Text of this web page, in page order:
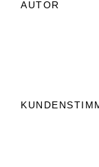
AUTOR